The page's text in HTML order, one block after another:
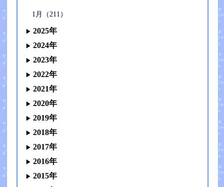
1月（211）
2025年
2024年
2023年
2022年
2021年
2020年
2019年
2018年
2017年
2016年
2015年